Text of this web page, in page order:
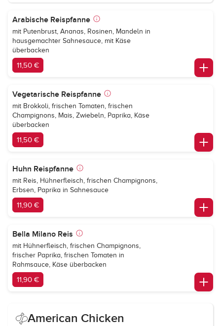
Arabische Reispfanne
mit Putenbrust, Ananas, Rosinen, Mandeln in
hausgemachter Sahnesauce, mit Käse
überbacken
11,50 €
Vegetarische Reispfanne
mit Brokkoli, frischen Tomaten, frischen
Champignons, Mais, Zwiebeln, Paprika, Käse
überbacken
11,50 €
Huhn Reispfanne
mit Reis, Hühnerfleisch, frischen Champignons,
Erbsen, Paprika in Sahnesauce
11,90 €
Bella Milano Reis
mit Hühnerfleisch, frischen Champignons,
frischer Paprika, frischen Tomaten in
Rahmsauce, Käse überbacken
11,90 €
American Chicken